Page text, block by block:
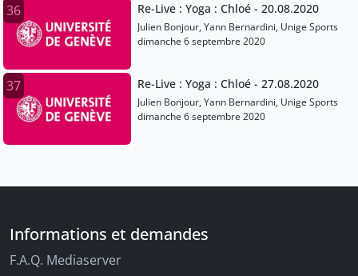
36 Re-Live : Yoga : Chloé - 20.08.2020
Julien Bonjour, Yann Bernardini, Unige Sports
dimanche 6 septembre 2020
37 Re-Live : Yoga : Chloé - 27.08.2020
Julien Bonjour, Yann Bernardini, Unige Sports
dimanche 6 septembre 2020
Informations et demandes
F.A.Q. Mediaserver